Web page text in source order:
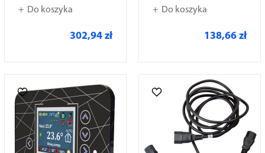
Do koszyka
302,94 zł
Do koszyka
138,66 zł